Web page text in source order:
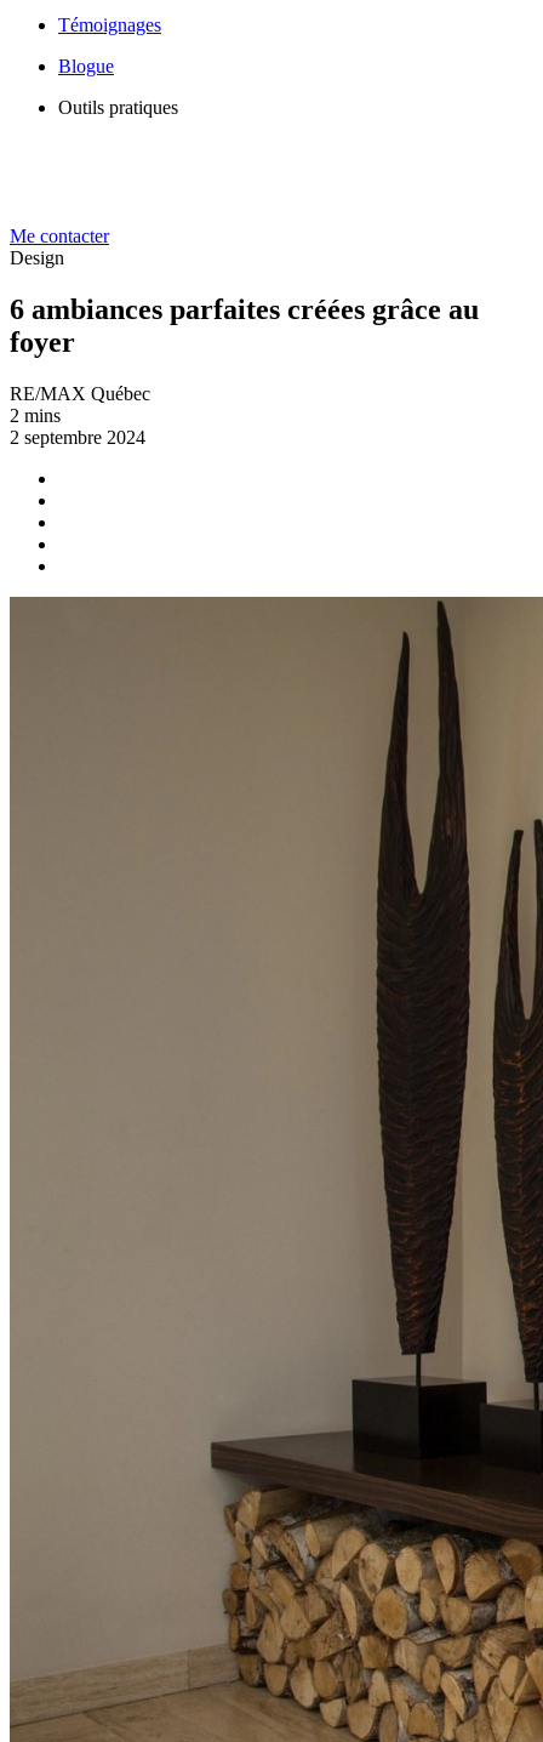
Témoignages
Blogue
Outils pratiques
Me contacter
Design
6 ambiances parfaites créées grâce au
foyer
RE/MAX Québec
2 mins
2 septembre 2024